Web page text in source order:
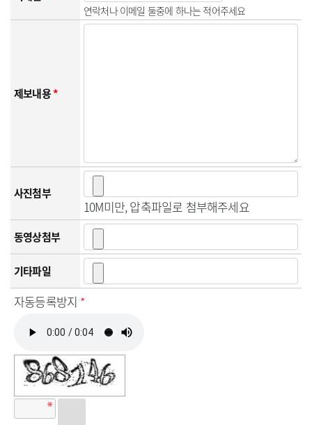
연락처나 이메일 둘중에 하나는 적어주세요
제보내용*
사진첨부
10M미만, 압축파일로 첨부해주세요
동영상첨부
기타파일
자동등록방지 *